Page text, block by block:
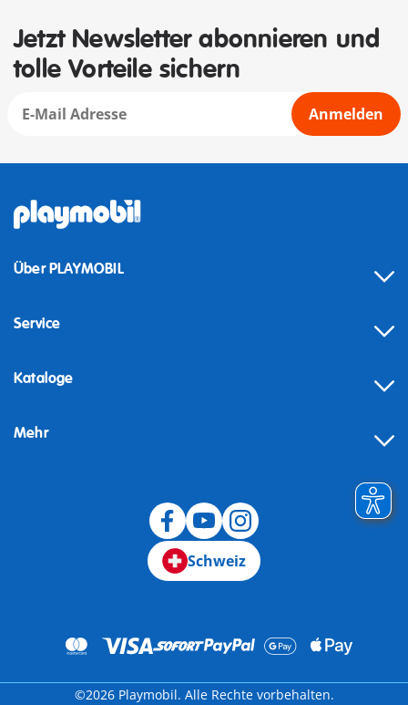
Jetzt Newsletter abonnieren und
tolle Vorteile sichern
Anmelden
Über PLAYMOBIL
Service
Kataloge
Mehr
Schweiz
©2026 Playmobil. Alle Rechte vorbehalten.